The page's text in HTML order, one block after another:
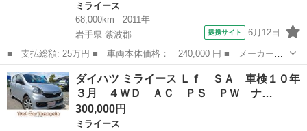
ミライース
68,000km
2011年
岩手県 紫波郡
提携サイト 6月12日
■ 支払総額: 25万円 ■ 車両本体価格： 240,000 円 ■ メーカー
名： ダイハツ ■ 車種名： ミライース ■ グレード名： Ｘ 走
６８０００・ナビ・キーレス ■ 排気量： 660cc ■ ドア枚数：
5D ■...
岩手 紫波郡 ミライース
ダイハツ ミライース Ｌｆ ＳＡ 車検１０年
３月 ４ＷＤ ＡＣ ＰＳ ＰＷ ナ…
300,000円
ミライース